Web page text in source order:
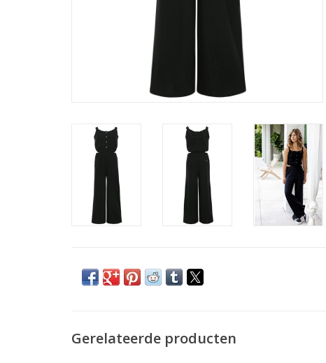
Gerelateerde producten